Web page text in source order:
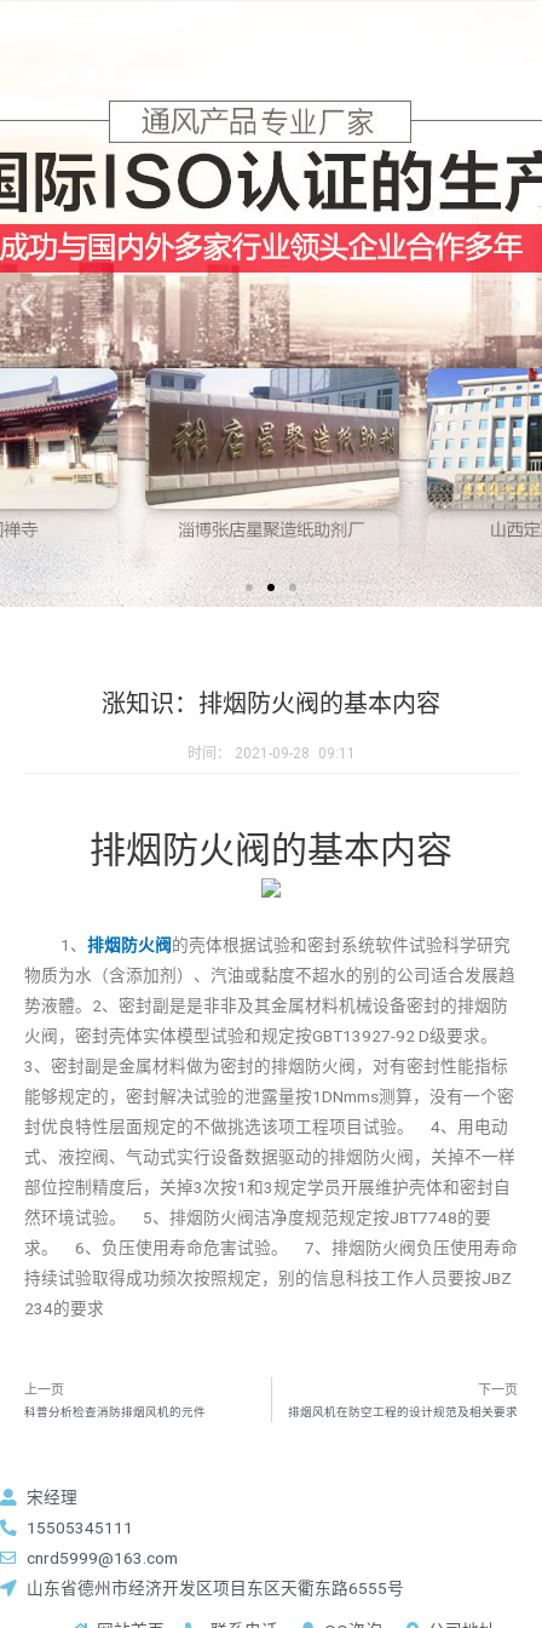
涨知识：排烟防火阀的基本内容
时间： 2021-09-28 09:11
排烟防火阀的基本内容
1、排烟防火阀的壳体根据试验和密封系统软件试验科学研究
物质为水（含添加剂）、汽油或黏度不超水的别的公司适合发展趋
势液體。2、密封副是是非非及其金属材料机械设备密封的排烟防
火阀，密封壳体实体模型试验和规定按GBT13927-92 D级要求。
3、密封副是金属材料做为密封的排烟防火阀，对有密封性能指标
能够规定的，密封解决试验的泄露量按1DNmms测算，没有一个密
封优良特性层面规定的不做挑选该项工程项目试验。 4、用电动
式、液控阀、气动式实行设备数据驱动的排烟防火阀，关掉不一样
部位控制精度后，关掉3次按1和3规定学员开展维护壳体和密封自
然环境试验。 5、排烟防火阀洁净度规范规定按JBT7748的要
求。 6、负压使用寿命危害试验。 7、排烟防火阀负压使用寿命
持续试验取得成功频次按照规定，别的信息科技工作人员要按JBZ
234的要求
上一页
科普分析检查消防排烟风机的元件
下一页
排烟风机在防空工程的设计规范及相关要求
宋经理
15505345111
cnrd5999@163.com
山东省德州市经济开发区项目东区天衢东路6555号